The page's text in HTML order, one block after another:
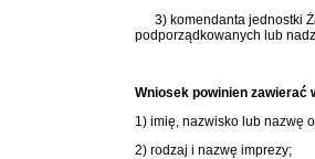
3) komendanta jednostki
podporządkowanych lub
Wniosek powinien zawierać
1) imię, nazwisko lub nazwę
2) rodzaj i nazwę imprezy;